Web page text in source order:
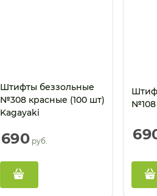
Штифты беззольные
№308 красные (100 шт)
Kagayaki
690 руб.
№108